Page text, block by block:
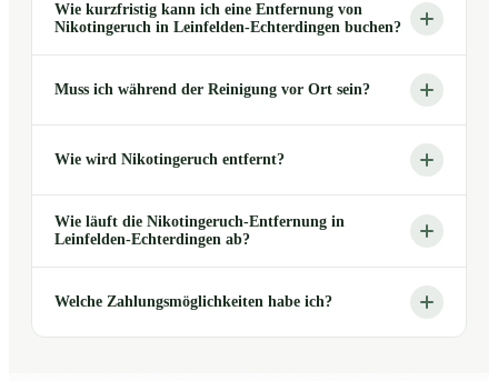
Wie kurzfristig kann ich eine Entfernung von
Nikotingeruch in Leinfelden-Echterdingen buchen?
Muss ich während der Reinigung vor Ort sein?
Wie wird Nikotingeruch entfernt?
Wie läuft die Nikotingeruch-Entfernung in
Leinfelden-Echterdingen ab?
Welche Zahlungsmöglichkeiten habe ich?